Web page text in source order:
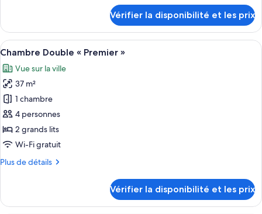
le
type
de
Premier
Two
Queen
Vérifier la disponibilité et les prix
Afficher
toutes
les
photos
pour
ce
type
de
chambre :
Chambre
Premier
Une chambre d’hôtel avec deux lits,
1
Chambre Double « Premier »
Vue sur la ville
37 m²
1 chambre
4 personnes
2 grands lits
Wi-Fi gratuit
Plus de détails
Plus
le
Vérifier la disponibilité et les prix